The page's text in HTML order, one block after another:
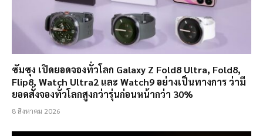
ซัมซุง เปิดยอดจองทั่วโลก Galaxy Z Fold8 Ultra, Fold8,
Flip8, Watch Ultra2 และ Watch9 อย่างเป็นทางการ ว่ามี
ยอดสั่งจองทั่วโลกสูงกว่ารุ่นก่อนหน้ากว่า 30%
8 สิงหาคม 2026